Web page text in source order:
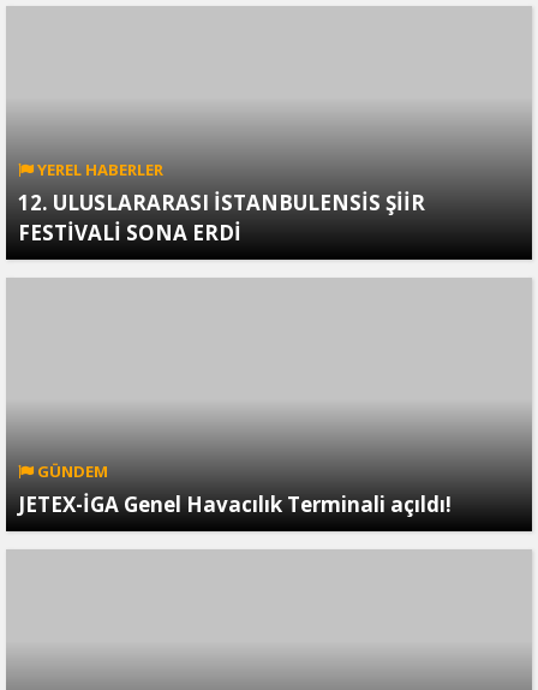
YEREL HABERLER
12. ULUSLARARASI İSTANBULENSİS ŞİİR
FESTİVALİ SONA ERDİ
GÜNDEM
JETEX-İGA Genel Havacılık Terminali açıldı!